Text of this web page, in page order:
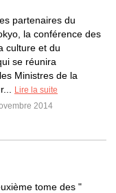
partenaires du
la conférence des
culture et du
se réunira
Ministres de la
Lire la suite
2014
tome des "